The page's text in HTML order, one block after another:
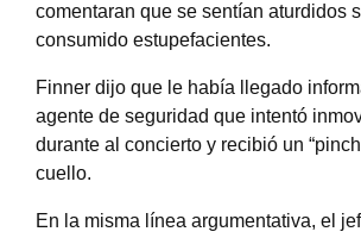
comentaran que se sentían aturdidos
consumido estupefacientes.
Finner dijo que le había llegado
agente de seguridad que intentó
durante al concierto y recibió un
cuello.
En la misma línea argumentativa, el